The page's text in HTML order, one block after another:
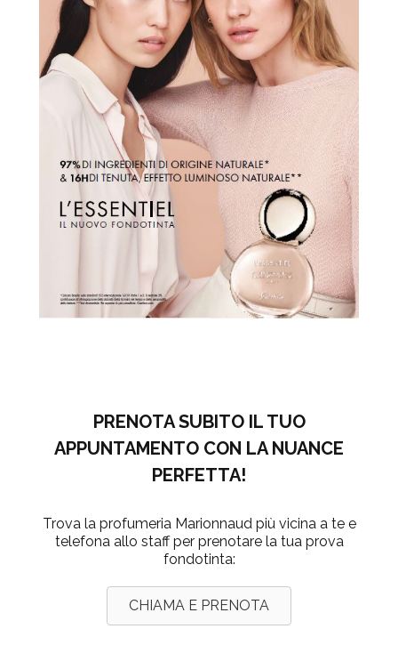
PRENOTA SUBITO IL TUO
APPUNTAMENTO CON LA NUANCE
PERFETTA!
Trova la profumeria Marionnaud più vicina a te e
telefona allo staff per prenotare la tua prova
fondotinta:
CHIAMA E PRENOTA